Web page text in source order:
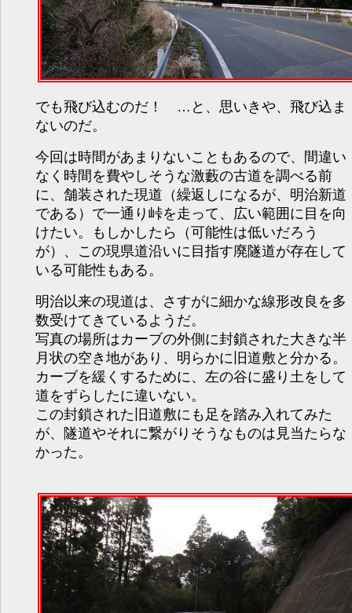
でも飛び込むのだ！ …と、思いきや、飛び込ま
ないのだ。
今回は時間があまりないこともあるので、間違い
なく時間を費やしそうな激藪の古道を調べる前
に、舗装された現道（繰返しになるが、明治新道
である）で一通り峠を走って、広い範囲に目を向
けたい。もしかしたら（可能性は低いだろう
が）、この現県道沿いに目指す廃隧道が存在して
いる可能性もある。
明治以来の現道は、さすがに細かな線形改良を多
数受けてきているようだ。
写真の場所はカーブの外側に封鎖された大きな半
月状の空き地があり、明らかに旧道敷と分かる。
カーブを緩くするために、左の谷に盛り土をして
道をずらしたに違いない。
この封鎖された旧道敷にも足を踏み入れてみた
が、隧道やそれに繋がりそうなものは見当たらな
かった。